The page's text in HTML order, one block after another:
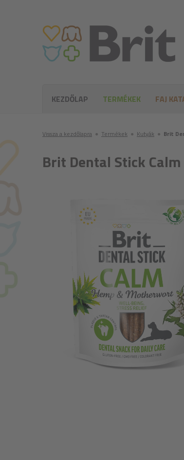
Vissza a kezdőlapra ● Termékek ● Kutyák ● Brit
Brit Dental Stick
KEZDŐLAP TERMÉKEK FAJ